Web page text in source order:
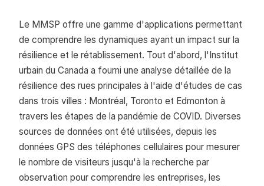
Le MMSP offre une gamme d'applications permettant
de comprendre les dynamiques ayant un impact sur la
résilience et le rétablissement. Tout d'abord, l'Institut
urbain du Canada a fourni une analyse détaillée de la
résilience des rues principales à l'aide d'études de cas
dans trois villes : Montréal, Toronto et Edmonton à
travers les étapes de la pandémie de COVID. Diverses
sources de données ont été utilisées, depuis les
données GPS des téléphones cellulaires pour mesurer
le nombre de visiteurs jusqu'à la recherche par
observation pour comprendre les entreprises, les